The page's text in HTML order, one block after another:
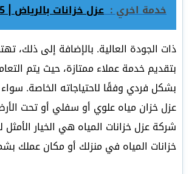
خدمة اخري : عزل خزانات بالرياض | 0565174245
ذات الجودة العالية. بالإضافة إلى ذلك،
بتقديم خدمة عملاء ممتازة، حيث يتم
بشكل فردي وفقًا لاحتياجاته الخاصة.
عزل خزان مياه علوي أو سفلي أو تحت
شركة عزل خزانات المياه هي الخيار
خزانات المياه في منزلك أو مكان عملك